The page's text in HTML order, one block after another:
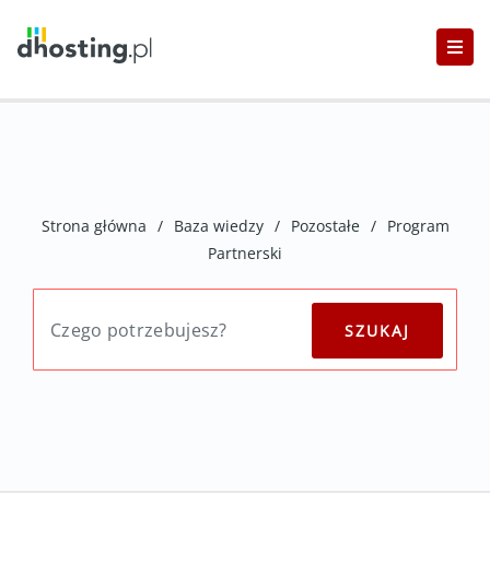
Strona główna / Baza wiedzy / Pozostałe /
Program
Partnerski